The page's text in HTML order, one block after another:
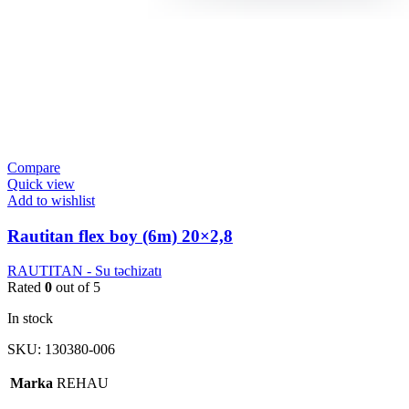
Compare
Quick view
Add to wishlist
Rautitan flex boy (6m) 20×2,8
RAUTITAN - Su təchizatı
Rated 0 out of 5
In stock
SKU: 130380-006
Marka REHAU